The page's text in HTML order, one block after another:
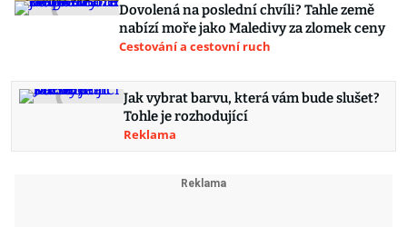
Dovolená na poslední chvíli? Tahle země
nabízí moře jako Maledivy za zlomek ceny
Cestování a cestovní ruch
Jak vybrat barvu, která vám bude slušet?
Tohle je rozhodující
Reklama